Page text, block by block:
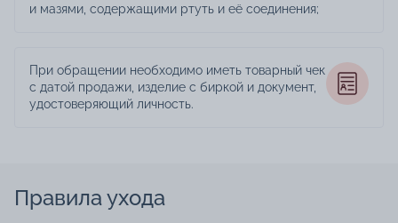
и мазями, содержащими ртуть и её соединения;
При обращении необходимо иметь товарный чек
с датой продажи, изделие с биркой и документ,
удостоверяющий личность.
Правила ухода